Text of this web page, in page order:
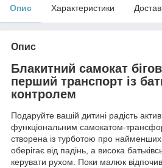
Опис Характеристики
Опис
Блакитний самокат
перший транспорт із
контролем
Подаруйте вашій дитині радість
функціональним самокатом-
створена із турботою про
оберігає від падінь, а висока
керувати рухом. Поки малюк